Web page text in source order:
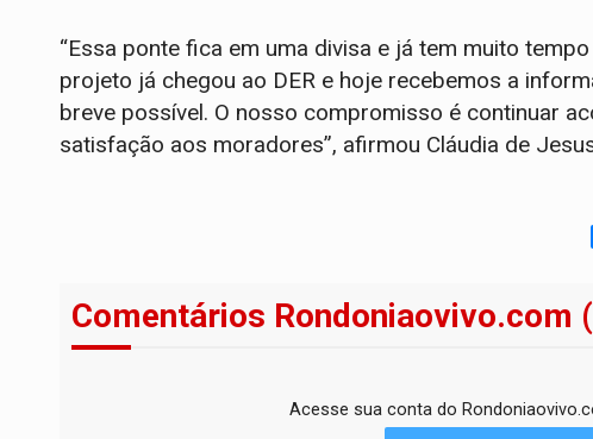
“Essa ponte fica em uma divisa e já tem muito
projeto já chegou ao DER e hoje recebemos a
breve possível. O nosso compromisso é continuar
satisfação aos moradores”, afirmou Cláudia de
Comentários Rondoniaovivo.com
Acesse sua conta do